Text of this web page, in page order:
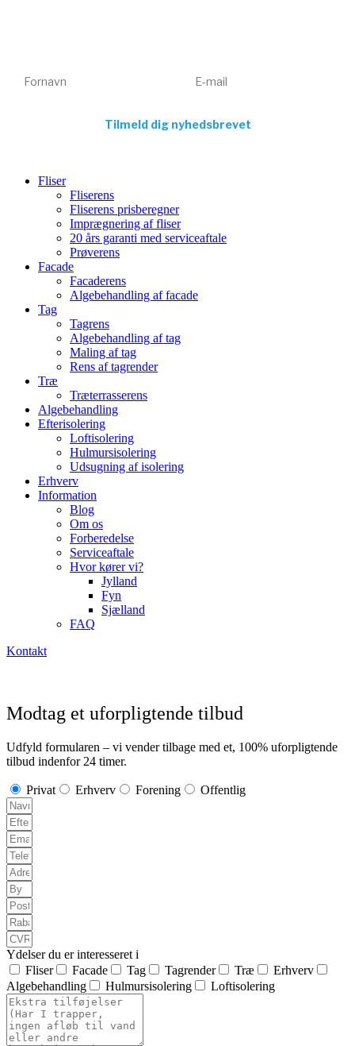
Tilmeld dig nyhedsbrevet
Fliser
Fliserens
Fliserens prisberegner
Imprægnering af fliser
20 års garanti med serviceaftale
Prøverens
Facade
Facaderens
Algebehandling af facade
Tag
Tagrens
Algebehandling af tag
Maling af tag
Rens af tagrender
Træ
Træterrasserens
Algebehandling
Efterisolering
Loftisolering
Hulmursisolering
Udsugning af isolering
Erhverv
Information
Blog
Om os
Forberedelse
Serviceaftale
Hvor kører vi?
Jylland
Fyn
Sjælland
FAQ
Kontakt
Modtag et uforpligtende tilbud
Udfyld formularen – vi vender tilbage med et, 100% uforpligtende
tilbud indenfor 24 timer.
Privat Erhverv Forening Offentlig
Ydelser du er interesseret i
Fliser
Facade Tag Tagrender Træ
Erhverv
Algebehandling
Hulmursisolering Loftisolering